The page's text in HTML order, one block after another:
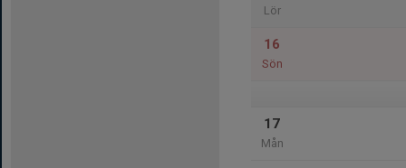
Lör
16
Sön
17
Mån